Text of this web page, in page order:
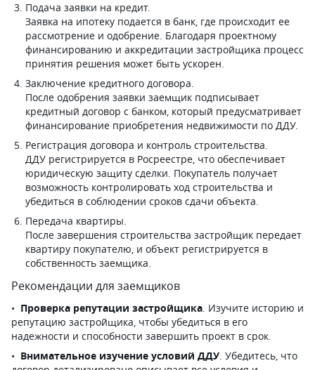
Подача заявки на кредит.
Заявка на ипотеку подается в банк, где происходит ее
рассмотрение и одобрение. Благодаря проектному
финансированию и аккредитации застройщика процесс
принятия решения может быть ускорен.
Заключение кредитного договора.
После одобрения заявки заемщик подписывает
кредитный договор с банком, который предусматривает
финансирование приобретения недвижимости по ДДУ.
Регистрация договора и контроль строительства.
ДДУ регистрируется в Росреестре, что обеспечивает
юридическую защиту сделки. Покупатель получает
возможность контролировать ход строительства и
убедиться в соблюдении сроков сдачи объекта.
Передача квартиры.
После завершения строительства застройщик передает
квартиру покупателю, и объект регистрируется в
собственность заемщика.
Рекомендации для заемщиков
Проверка репутации застройщика. Изучите историю и
репутацию застройщика, чтобы убедиться в его
надежности и способности завершить проект в срок.
Внимательное изучение условий ДДУ. Убедитесь, что